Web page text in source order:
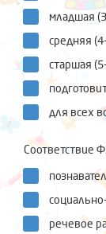
младшая
средняя
старшая
для всех
Соответствие
речевое